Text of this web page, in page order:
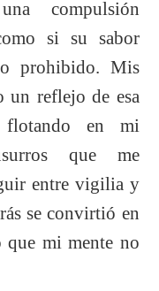
compulsión
si su sabor
prohibido. Mis
un reflejo de esa
flotando en mi
que me
entre vigilia y
se convirtió en
mi mente no